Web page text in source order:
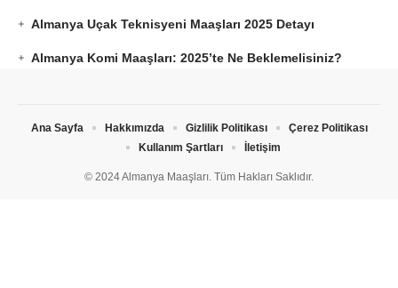
Almanya Uçak Teknisyeni Maaşları 2025 Detayı
Almanya Komi Maaşları: 2025’te Ne Beklemelisiniz?
© 2024 Almanya Maaşları. Tüm Hakları Saklıdır.
Ana Sayfa Hakkımızda Gizlilik Politikası
Çerez Politikası
Kullanım Şartları
İletişim